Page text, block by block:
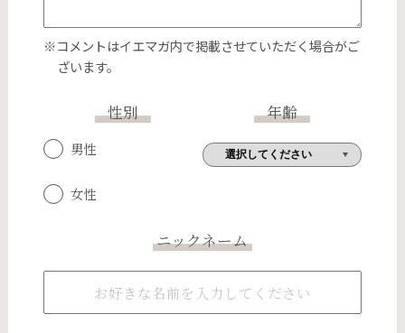
※コメントはイエマガ内で掲載させていただく場合がご
ざいます。
性別
男性
女性
年齢
ニックネーム